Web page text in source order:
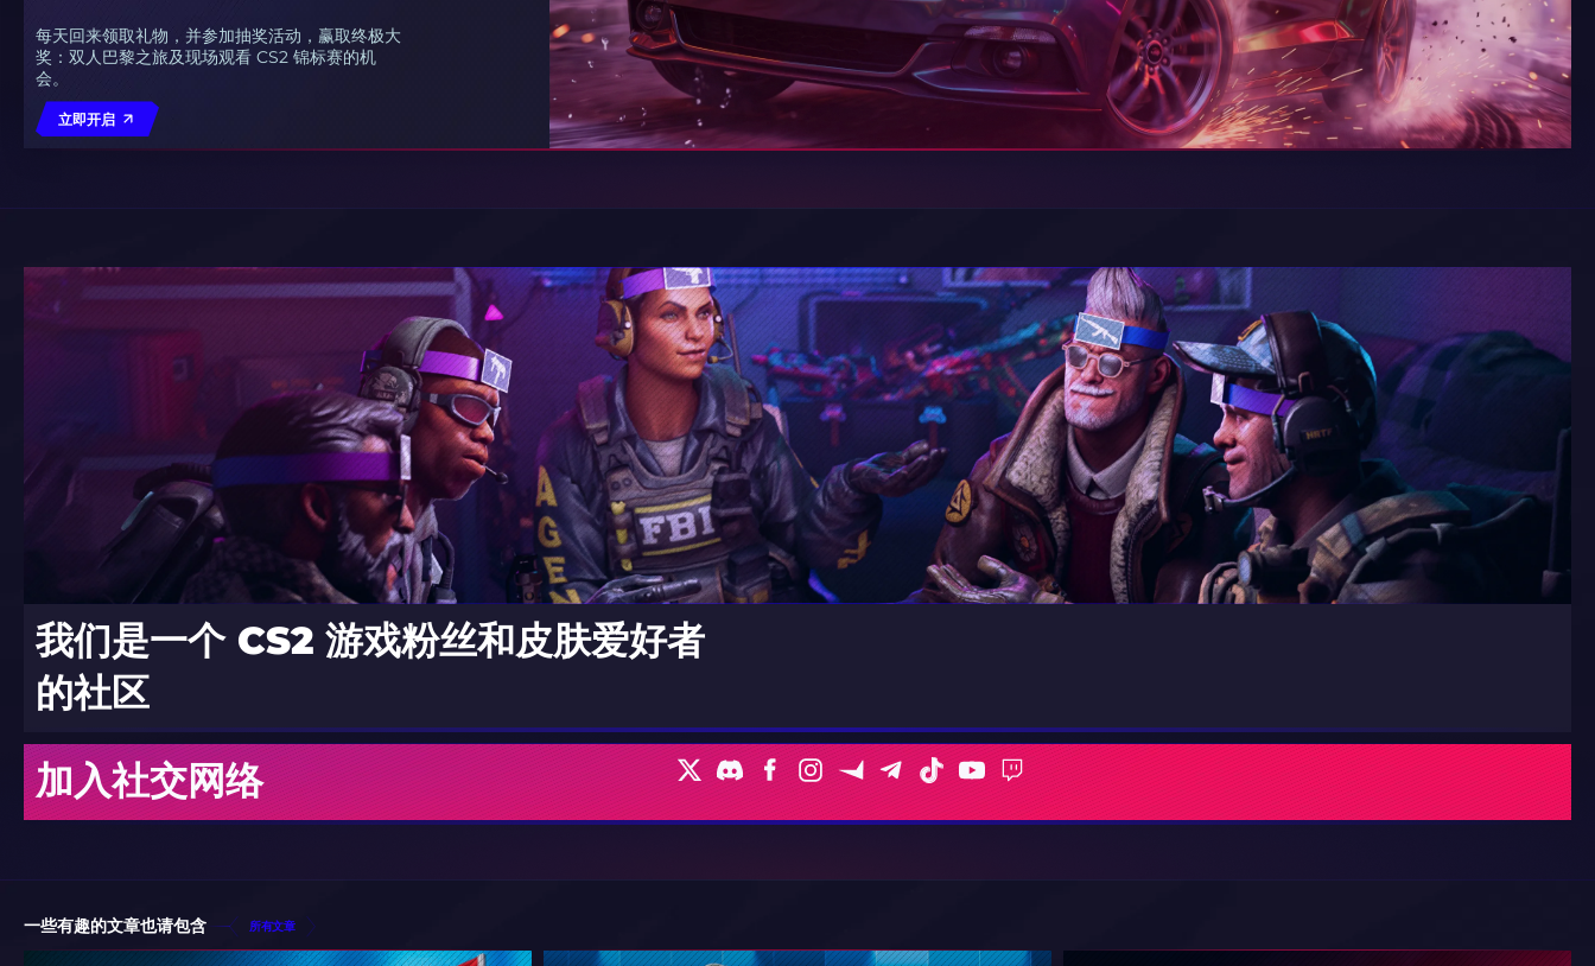
每天回来领取礼物，并参加抽奖活动，赢取终极大
奖：双人巴黎之旅及现场观看 CS2 锦标赛的机
会。
立即开启
我们是一个 CS2 游戏粉丝和皮肤爱好者
的社区
加入社交网络
一些有趣的文章也请包含 所有文章